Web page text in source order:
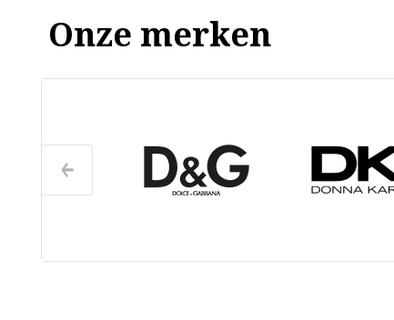
Onze merken